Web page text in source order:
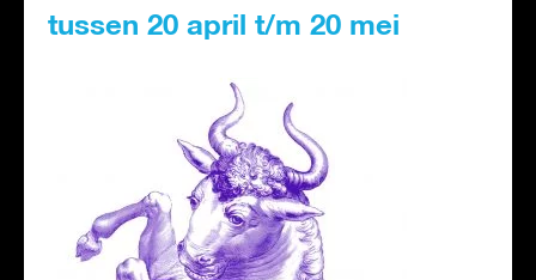
tussen 20 april t/m 20 mei